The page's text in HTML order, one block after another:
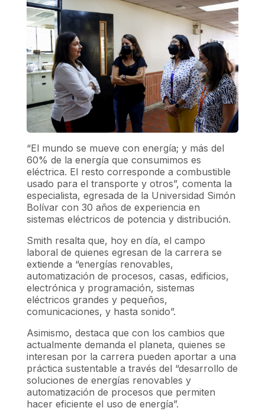
“El mundo se mueve con energía; y más del
60% de la energía que consumimos es
eléctrica. El resto corresponde a combustible
usado para el transporte y otros”, comenta la
especialista, egresada de la Universidad Simón
Bolívar con 30 años de experiencia en
sistemas eléctricos de potencia y distribución.
Smith resalta que, hoy en día, el campo
laboral de quienes egresan de la carrera se
extiende a “energías renovables,
automatización de procesos, casas, edificios,
electrónica y programación, sistemas
eléctricos grandes y pequeños,
comunicaciones, y hasta sonido”.
Asimismo, destaca que con los cambios que
actualmente demanda el planeta, quienes se
interesan por la carrera pueden aportar a una
práctica sustentable a través del “desarrollo de
soluciones de energías renovables y
automatización de procesos que permiten
hacer eficiente el uso de energía”.